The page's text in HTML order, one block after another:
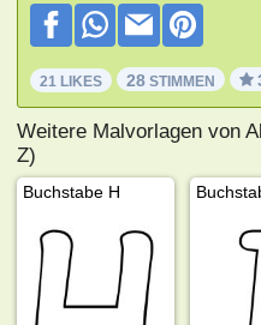
21 LIKES 28 STIMMEN
Weitere Malvorlagen von
Z)
Buchstabe H